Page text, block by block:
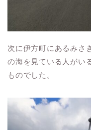
次に伊方町にあるみさ
の海を見ている人がい
ものでした。